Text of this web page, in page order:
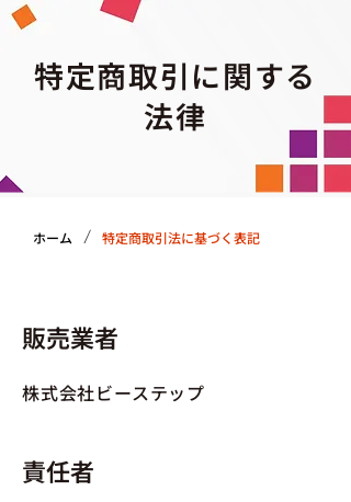
特定商取引に関する
法律
ホーム / 特定商取引法に基づく表記
販売業者
株式会社ビーステップ
責任者